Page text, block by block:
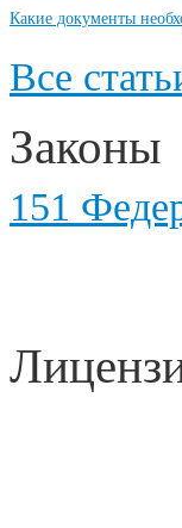
Какие документы
Все
Законы
151